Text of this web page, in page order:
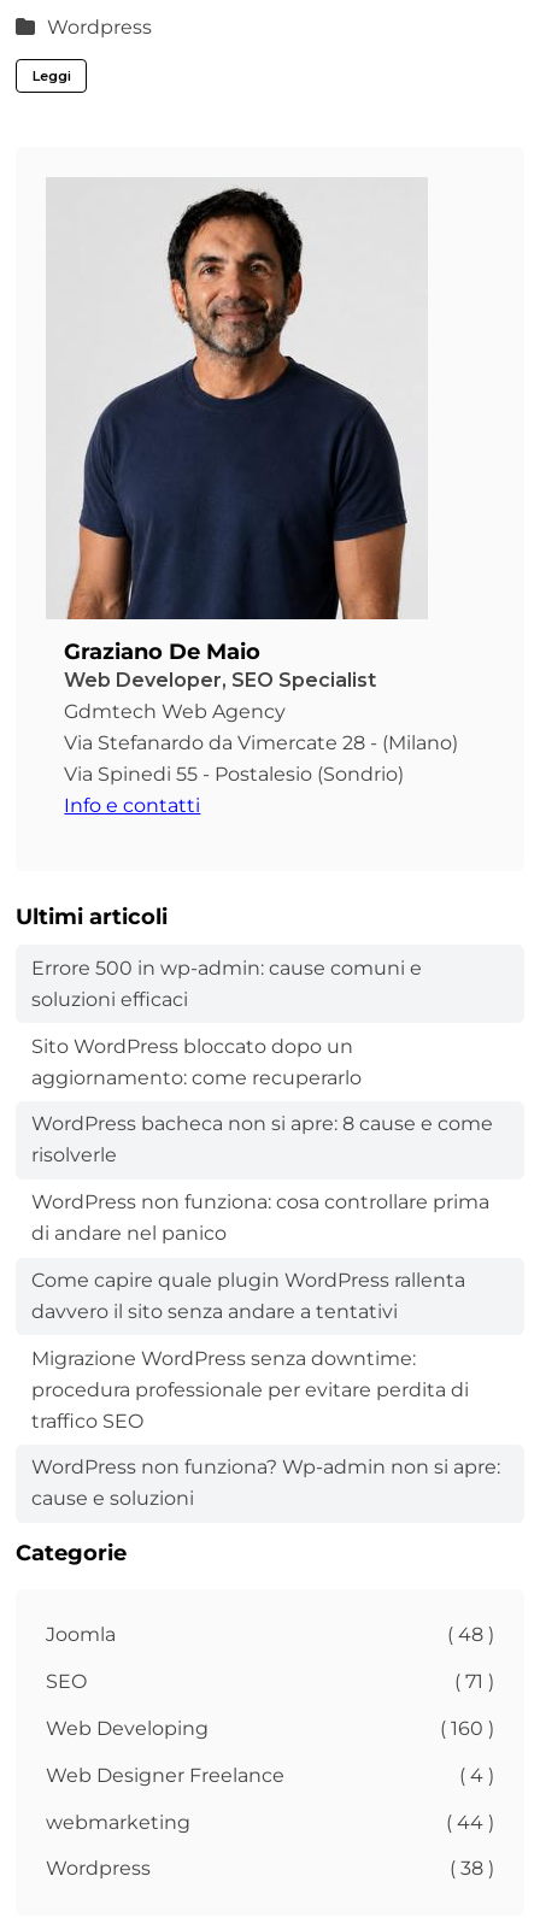
Wordpress
Leggi
Graziano De Maio
Web Developer, SEO Specialist
Gdmtech Web Agency
Via Stefanardo da Vimercate 28 - (Milano)
Via Spinedi 55 - Postalesio (Sondrio)
Info e contatti
Ultimi articoli
Errore 500 in wp-admin: cause comuni e
soluzioni efficaci
Sito WordPress bloccato dopo un
aggiornamento: come recuperarlo
WordPress bacheca non si apre: 8 cause e come
risolverle
WordPress non funziona: cosa controllare prima
di andare nel panico
Come capire quale plugin WordPress rallenta
davvero il sito senza andare a tentativi
Migrazione WordPress senza downtime:
procedura professionale per evitare perdita di
traffico SEO
WordPress non funziona? Wp-admin non si apre:
cause e soluzioni
Categorie
Joomla ( 48 )
SEO ( 71 )
Web Developing ( 160 )
Web Designer Freelance ( 4 )
webmarketing ( 44 )
Wordpress ( 38 )